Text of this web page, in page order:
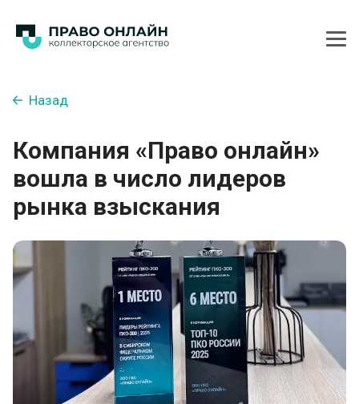
Назад
Компания «Право онлайн»
вошла в число лидеров
рынка взыскания